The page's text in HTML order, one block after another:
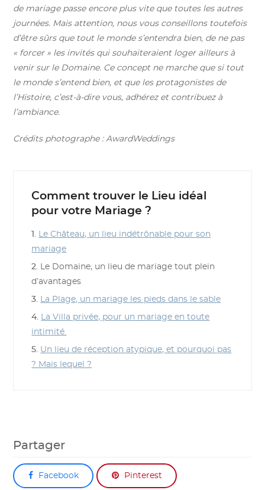
de mariage passe encore plus vite que toutes les autres
journées. Mais attention, nous vous conseillons toutefois
d’être sûrs que tout le monde s’entendra bien, de ne pas
« forcer » les invités qui souhaiteraient loger ailleurs à
venir sur le Domaine. Ce concept ne marche que si tout
le monde s’entend bien, et que les protagonistes de
l’Histoire, c’est-à-dire vous, adhérez et contribuez à
l’ambiance.
Crédits photographe : AwardWeddings
Comment trouver le Lieu idéal
pour votre Mariage ?
1. Le Château, un lieu indétrônable pour son
mariage
2. Le Domaine, un lieu de mariage tout plein
d’avantages
3. La Plage, un mariage les pieds dans le sable
4. La Villa privée, pour un mariage en toute
intimité.
5. Un lieu de réception atypique, et pourquoi pas
? Mais lequel ?
Partager
Facebook Pinterest